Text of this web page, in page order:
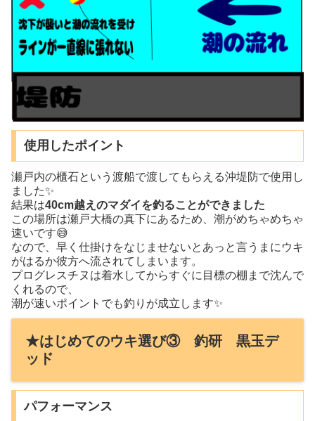
使用したポイント
瀬戸内の櫃石という渡船で渡してもらえる沖堤防で使用し
ました✨
結果は40cm越えのマダイを釣ることができました
この場所は瀬戸大橋の真下にあるため、潮がめちゃめちゃ
速いです😅
なので、早く仕掛けをなじませないとあっと言うまにウキ
がはるか彼方へ流されてしまいます。
プログレスチヌは着水してからすぐに目標の棚まで沈んで
くれるので、
潮が速いポイントでも釣りが成立します✨
★はじめてのウキ選び③ 釣研 黒玉デ
ッド
パフォーマンス